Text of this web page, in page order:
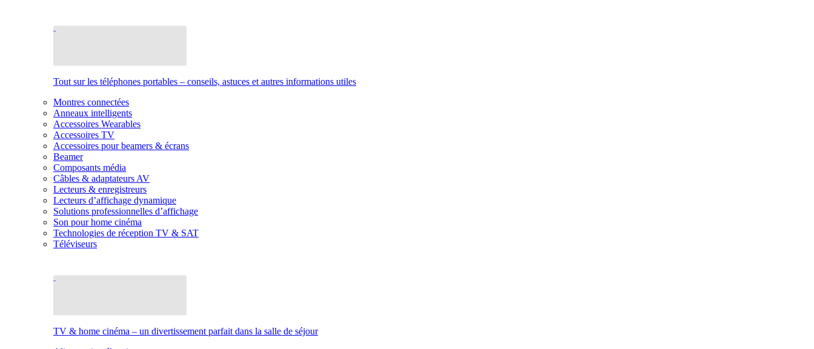
Tout sur les téléphones portables – conseils, astuces et autres informations utiles
Montres connectées
Anneaux intelligents
Accessoires Wearables
Accessoires TV
Accessoires pour beamers & écrans
Beamer
Composants média
Câbles & adaptateurs AV
Lecteurs & enregistreurs
Lecteurs d’affichage dynamique
Solutions professionnelles d’affichage
Son pour home cinéma
Technologies de réception TV & SAT
Téléviseurs
TV & home cinéma – un divertissement parfait dans la salle de séjour